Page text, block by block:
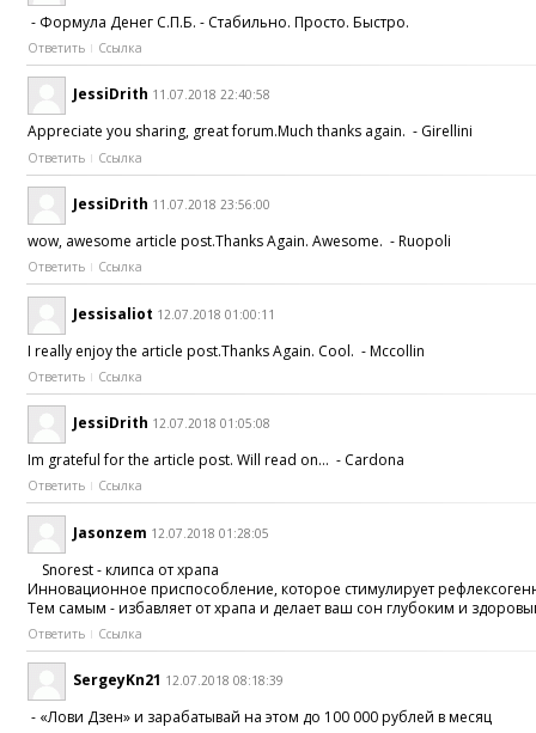
- Формула Денег С.П.Б. - Стабильно. Просто. Быстро.
Ответить Ссылка
JessiDrith 11.07.2018 22:40:58
Appreciate you sharing, great forum.Much thanks again. - Girellini
Ответить Ссылка
JessiDrith 11.07.2018 23:56:00
wow, awesome article post.Thanks Again. Awesome. - Ruopoli
Ответить Ссылка
Jessisaliot 12.07.2018 01:00:11
I really enjoy the article post.Thanks Again. Cool. - Mccollin
Ответить Ссылка
JessiDrith 12.07.2018 01:05:08
Im grateful for the article post. Will read on... - Cardona
Ответить Ссылка
Jasonzem 12.07.2018 01:28:05
Snorest - клипса от храпа
Инновационное приспособление, которое стимулирует
Тем самым - избавляет от храпа и делает ваш сон глубоким и
Ответить Ссылка
SergeyKn21 12.07.2018 08:18:39
- «Лови Дзен» и зарабатывай на этом до 100 000 рублей в месяц